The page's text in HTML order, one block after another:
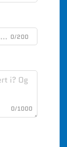
0/200
0/1000